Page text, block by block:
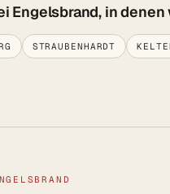
Engelsbrand, in
STRAUBENHARDT